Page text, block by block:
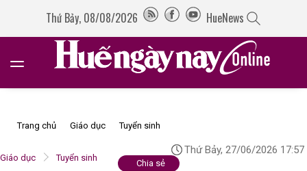
Thứ Bảy, 08/08/2026 HueNews
Trang chủ Giáo dục Tuyển sinh
Giáo dục Tuyển sinh
Thứ Bảy, 27/06/2026 17:57
Chia sẻ